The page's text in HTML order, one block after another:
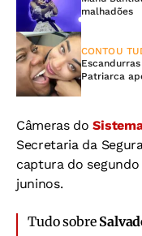
malhadões
CONTOU
Patriarca
Câmeras do
Secretaria da
captura do
juninos.
Tudo sobre